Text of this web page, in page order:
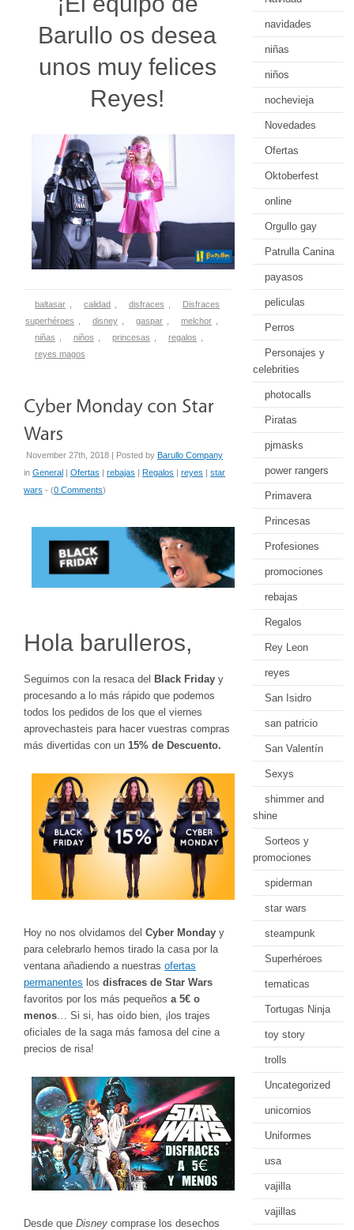
Barullo os desea
unos muy felices
Reyes!
baltasar calidad disfraces
Disfraces
superhéroes
disney gaspar melchor
niñas
niños princesas regalos
reyes magos
November 27th, 2018 | Posted by Barullo Company
in General | Ofertas | rebajas | Regalos | reyes | star
wars - (0 Comments)
Hola barulleros,
Seguimos con la resaca del Black Friday y
procesando a lo más rápido que podemos
todos los pedidos de los que el viernes
aprovechasteis para hacer vuestras compras
más divertidas con un 15% de Descuento.
Hoy no nos olvidamos del Cyber Monday y
para celebrarlo hemos tirado la casa por la
ventana añadiendo a nuestras ofertas
permanentes los disfraces de Star Wars
favoritos por los más pequeños a 5€ o
menos … Si si, has oído bien, ¡los trajes
oficiales de la saga más famosa del cine a
precios de risa!
Desde que Disney comprase los desechos
navidades
niñas
niños
nochevieja
Novedades
Ofertas
Oktoberfest
online
Orgullo gay
Patrulla Canina
payasos
peliculas
Perros
Personajes y
celebrities
photocalls
Piratas
pjmasks
power rangers
Primavera
Princesas
Profesiones
promociones
rebajas
Regalos
Rey Leon
reyes
San Isidro
san patricio
San Valentín
Sexys
shimmer and
shine
Sorteos y
promociones
spiderman
star wars
steampunk
Superhéroes
tematicas
Tortugas Ninja
toy story
trolls
Uncategorized
unicornios
Uniformes
usa
vajilla
vajillas